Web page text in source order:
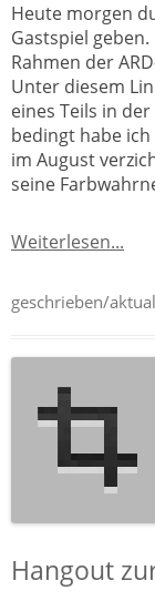
Heute morgen
Gastspiel
Rahmen der
Unter diesem
eines Teils in
bedingt habe
im August
seine
Weiterlesen...
geschrieben/
Hangout